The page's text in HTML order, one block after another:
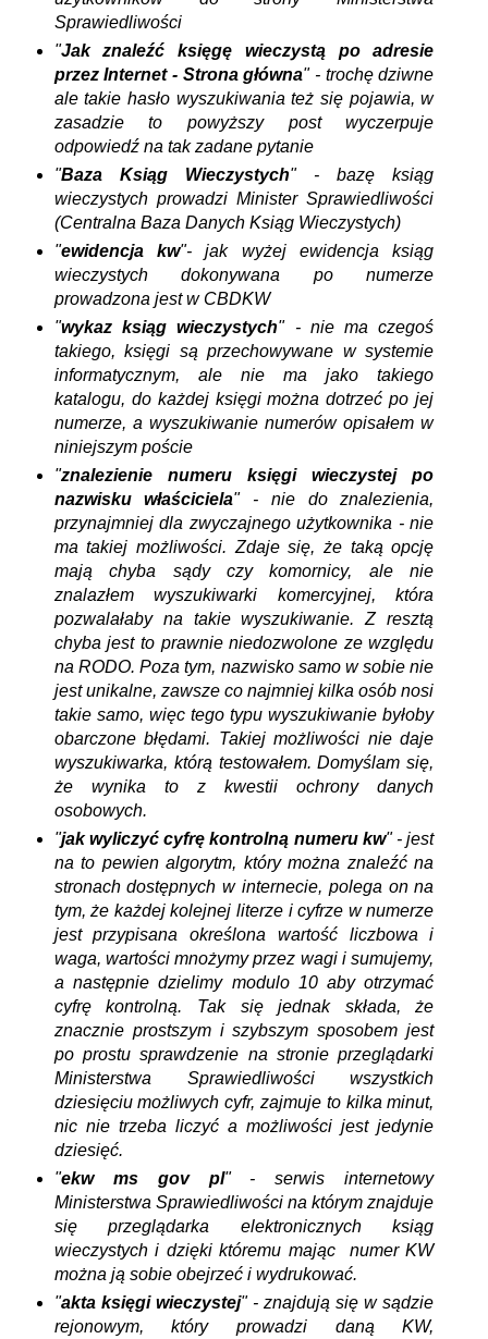
Sprawiedliwości
"Jak znaleźć księgę wieczystą po adresie
przez Internet - Strona główna" - trochę dziwne
ale takie hasło wyszukiwania też się pojawia, w
zasadzie to powyższy post wyczerpuje
odpowiedź na tak zadane pytanie
"Baza Ksiąg Wieczystych" - bazę ksiąg
wieczystych prowadzi Minister Sprawiedliwości
(Centralna Baza Danych Ksiąg Wieczystych)
"ewidencja kw"- jak wyżej ewidencja ksiąg
wieczystych dokonywana po numerze
prowadzona jest w CBDKW
"wykaz ksiąg wieczystych" - nie ma czegoś
takiego, księgi są przechowywane w systemie
informatycznym, ale nie ma jako takiego
katalogu, do każdej księgi można dotrzeć po jej
numerze, a wyszukiwanie numerów opisałem w
niniejszym poście
"znalezienie numeru księgi wieczystej po
nazwisku właściciela" - nie do znalezienia,
przynajmniej dla zwyczajnego użytkownika - nie
ma takiej możliwości. Zdaje się, że taką opcję
mają chyba sądy czy komornicy, ale nie
znalazłem wyszukiwarki komercyjnej, która
pozwalałaby na takie wyszukiwanie. Z resztą
chyba jest to prawnie niedozwolone ze względu
na RODO. Poza tym, nazwisko samo w sobie nie
jest unikalne, zawsze co najmniej kilka osób nosi
takie samo, więc tego typu wyszukiwanie byłoby
obarczone błędami. Takiej możliwości nie daje
wyszukiwarka, którą testowałem. Domyślam się,
że wynika to z kwestii ochrony danych
osobowych.
"jak wyliczyć cyfrę kontrolną numeru kw" - jest
na to pewien algorytm, który można znaleźć na
stronach dostępnych w internecie, polega on na
tym, że każdej kolejnej literze i cyfrze w numerze
jest przypisana określona wartość liczbowa i
waga, wartości mnożymy przez wagi i sumujemy,
a następnie dzielimy modulo 10 aby otrzymać
cyfrę kontrolną. Tak się jednak składa, że
znacznie prostszym i szybszym sposobem jest
po prostu sprawdzenie na stronie przeglądarki
Ministerstwa Sprawiedliwości wszystkich
dziesięciu możliwych cyfr, zajmuje to kilka minut,
nic nie trzeba liczyć a możliwości jest jedynie
dziesięć.
"ekw ms gov pl" - serwis internetowy
Ministerstwa Sprawiedliwości na którym znajduje
się przeglądarka elektronicznych ksiąg
wieczystych i dzięki któremu mając numer KW
można ją sobie obejrzeć i wydrukować.
"akta księgi wieczystej" - znajdują się w sądzie
rejonowym, który prowadzi daną KW,